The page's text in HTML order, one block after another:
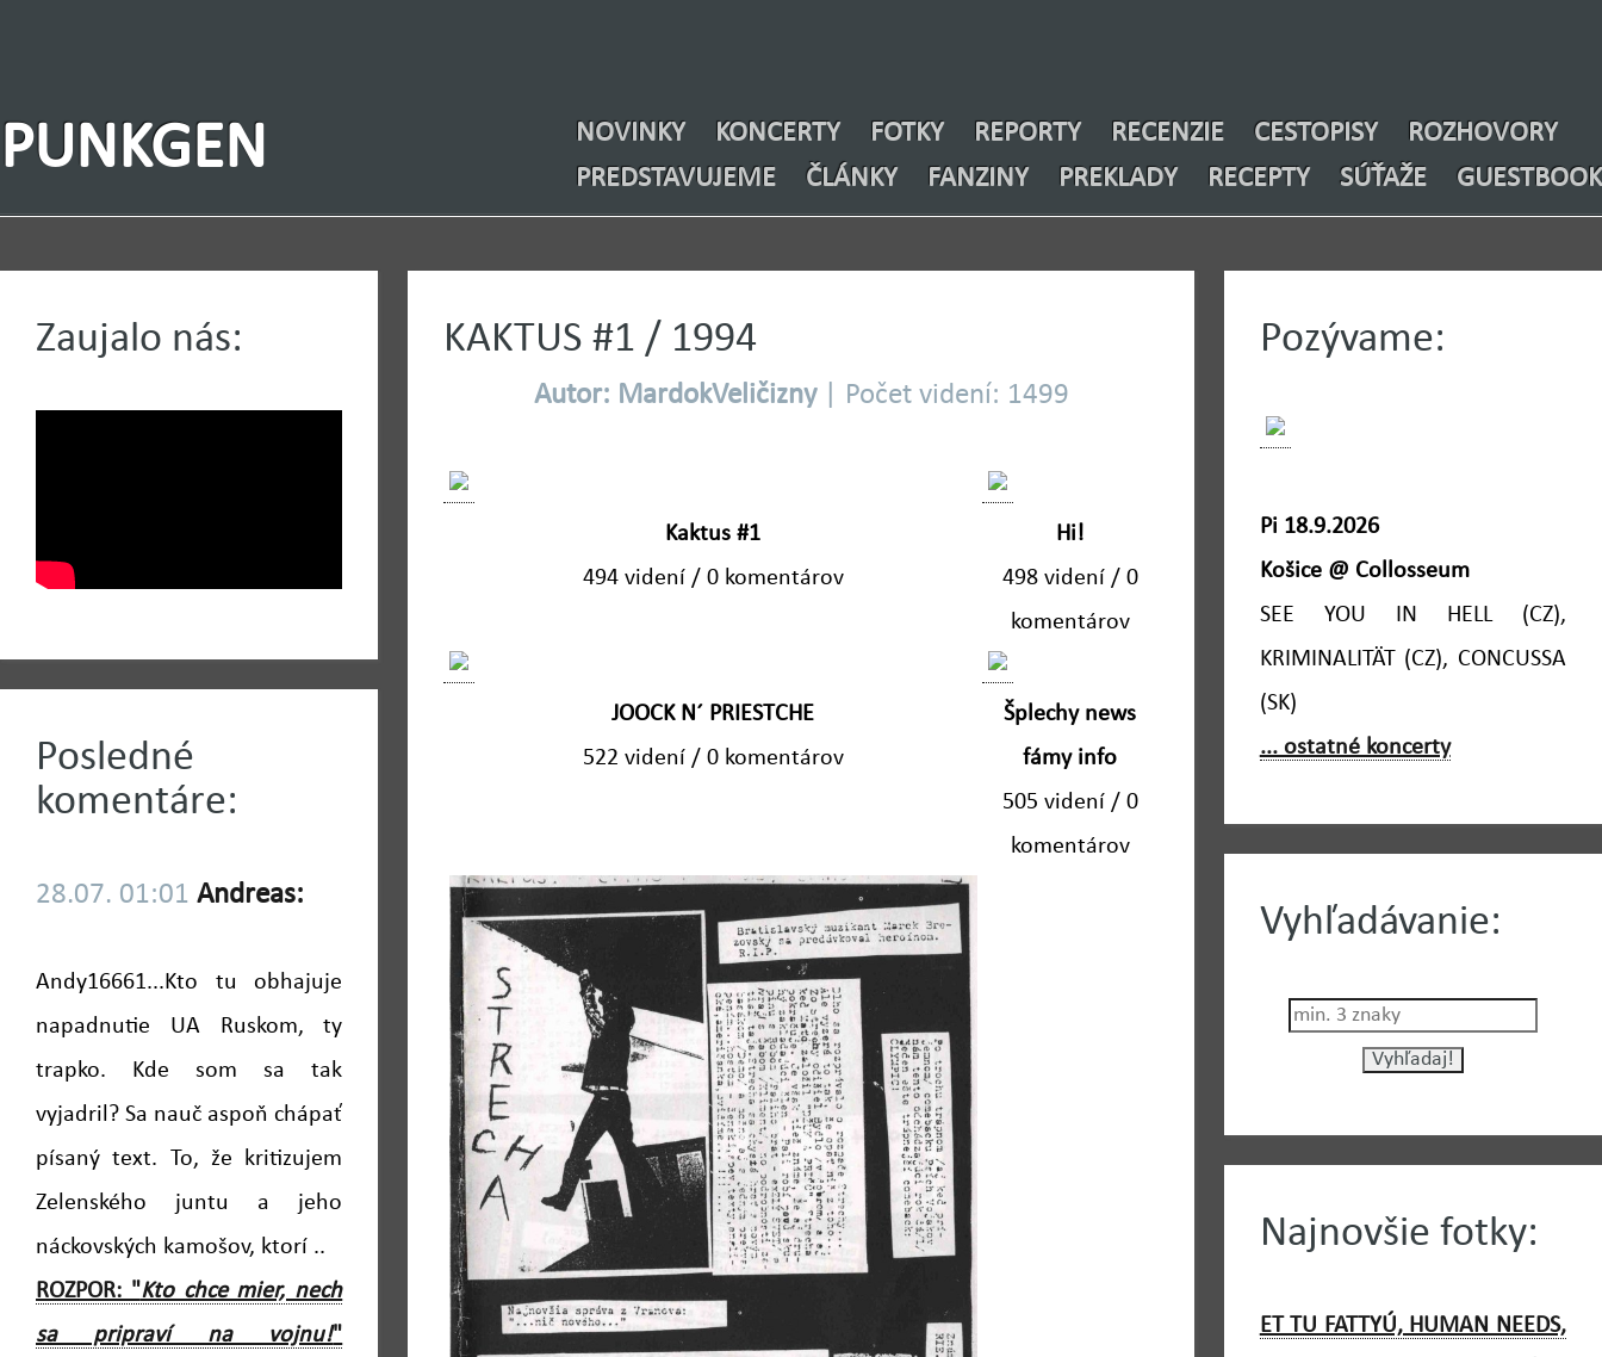
PUNKGEN NOVINKY KONCERTY FOTKY REPORTY RECENZIE CESTOPISY
ROZHOVORY
PREDSTAVUJEME
ČLÁNKY FANZINY PREKLADY RECEPTY SÚŤAŽE GUESTBOOK
Zaujalo nás:
Posledné
komentáre:
28.07. 01:01 Andreas:
Andy16661...Kto tu obhajuje
napadnutie UA Ruskom, ty
trapko. Kde som sa tak
vyjadril? Sa nauč aspoň chápať
písaný text. To, že kritizujem
Zelenského juntu a jeho
náckovských kamošov, ktorí ..
ROZPOR: "Kto chce mier, nech
sa pripraví na vojnu!"
KAKTUS #1 / 1994
Autor: MardokVeličizny| Počet videní: 1499
Kaktus #1
494 videní / 0 komentárov
Hi!
498 videní / 0
komentárov
JOOCK N´ PRIESTCHE
522 videní / 0 komentárov
Šplechy news
fámy info
505 videní / 0
komentárov
Pozývame:
Pi 18.9.2026
Košice @ Collosseum
SEE YOU IN HELL (CZ),
KRIMINALITÄT (CZ), CONCUSSA
(SK)
... ostatné koncerty
Vyhľadávanie:
Najnovšie fotky:
ET TU FATTYÚ, HUMAN NEEDS,